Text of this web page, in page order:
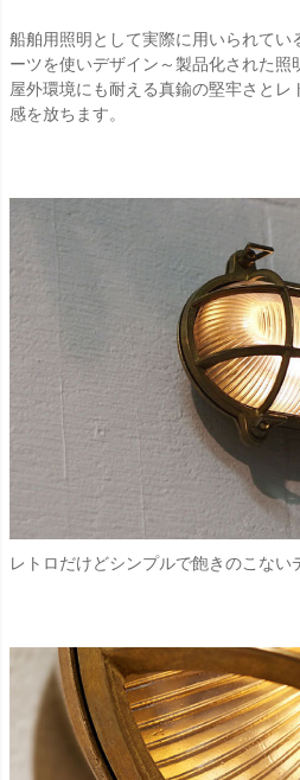
船舶用照明として実際に用いられてい
ーツを使いデザイン～製品化された照
屋外環境にも耐える真鍮の堅牢さと
感を放ちます。
レトロだけどシンプルで飽きのこない